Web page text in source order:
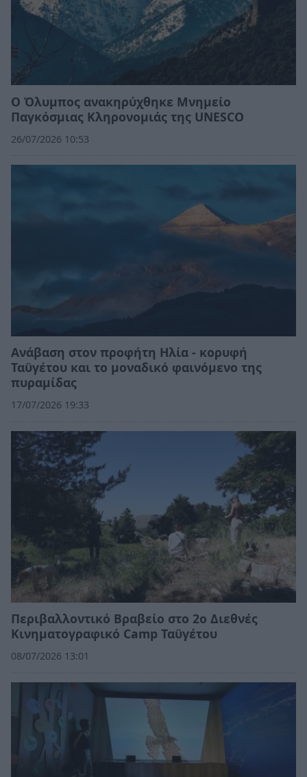
Ο Όλυμπος ανακηρύχθηκε Μνημείο
Παγκόσμιας Κληρονομιάς της UNESCO
26/07/2026 10:53
Ανάβαση στον προφήτη Ηλία - κορυφή
Ταϋγέτου και το μοναδικό φαινόμενο της
πυραμίδας
17/07/2026 19:33
Περιβαλλοντικό Βραβείο στο 2ο Διεθνές
Κινηματογραφικό Camp Ταϋγέτου
08/07/2026 13:01